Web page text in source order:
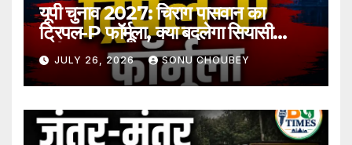
यूपी चुनाव 2027: चिराग पासवान का
ट्रिपल-P फॉर्मूला, क्या बदलेगा सियासी
समीकरण?
JULY 26, 2026 SONU CHOUBEY